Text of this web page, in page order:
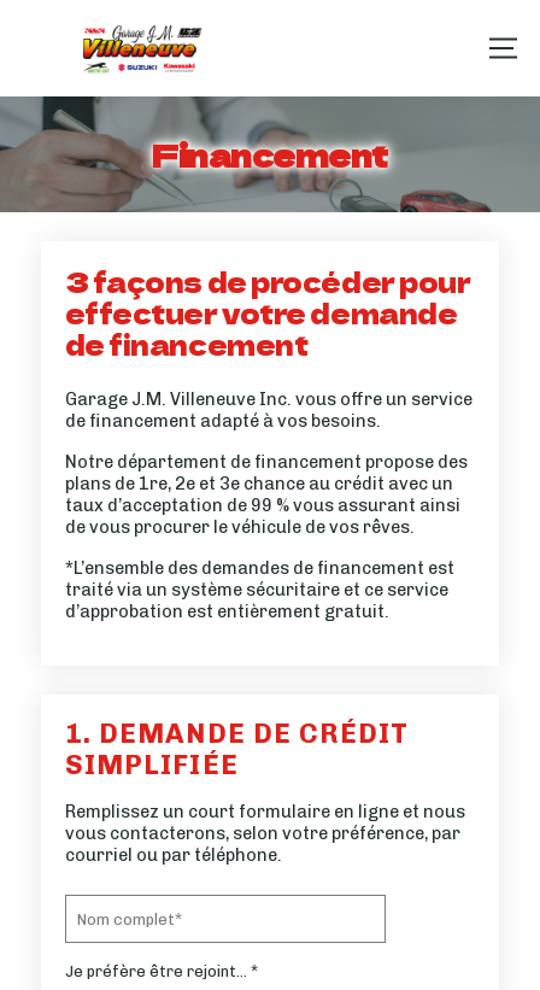
Financement
3 façons de procéder pour
effectuer votre demande
de financement
Garage J.M. Villeneuve Inc. vous offre un service
de financement adapté à vos besoins.
Notre département de financement propose des
plans de 1re, 2e et 3e chance au crédit avec un
taux d’acceptation de 99 % vous assurant ainsi
de vous procurer le véhicule de vos rêves.
*L’ensemble des demandes de financement est
traité via un système sécuritaire et ce service
d’approbation est entièrement gratuit.
1. DEMANDE DE CRÉDIT
SIMPLIFIÉE
Remplissez un court formulaire en ligne et nous
vous contacterons, selon votre préférence, par
courriel ou par téléphone.
Je préfère être rejoint… *